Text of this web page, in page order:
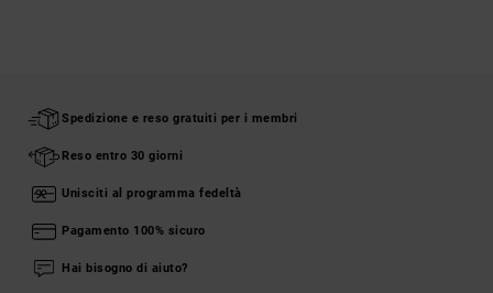
Spedizione e reso gratuiti per i membri
Reso entro 30 giorni
Unisciti al programma fedeltà
Pagamento 100% sicuro
Hai bisogno di aiuto?